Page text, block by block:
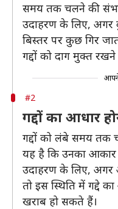
समय तक चलने की
उदाहरण के लिए,
बिस्तर पर कुछ गिर
गद्दों को दाग मुक्त
#2
गद्दों का आधार
गद्दों को लंबे समय तक
यह है कि उनका
उदाहरण के लिए, अगर
तो इस स्थिति में गद्दे
खराब हो सकते हैं।